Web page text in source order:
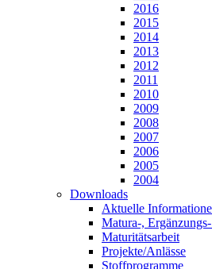
2016
2015
2014
2013
2012
2011
2010
2009
2008
2007
2006
2005
2004
Downloads
Aktuelle
Matura-,
Maturitätsarbeit
Projekte/Anlässe
Stoffprogramme